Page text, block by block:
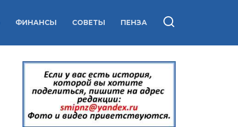
ФИНАНСЫ СОВЕТЫ ПЕНЗА